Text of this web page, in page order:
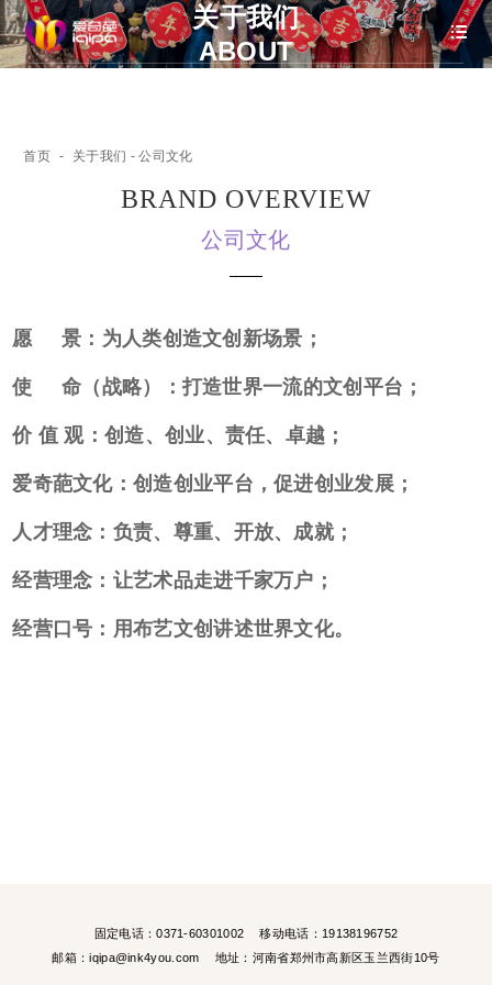
关于我们
ABOUT
首页 - 关于我们 - 公司文化
BRAND OVERVIEW
公司文化
愿 景：为人类创造文创新场景；
使 命（战略）：打造世界一流的文创平台；
价 值 观：创造、创业、责任、卓越；
爱奇葩文化：创造创业平台，促进创业发展；
人才理念：负责、尊重、开放、成就；
经营理念：让艺术品走进千家万户；
经营口号：用布艺文创讲述世界文化。
固定电话：0371-60301002
移动电话：19138196752
邮箱：iqipa@ink4you.com
地址：河南省郑州市高新区玉兰西街10号